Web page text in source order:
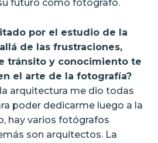
futuro como fotógrafo.
por el estudio de la
de las frustraciones,
tránsito y conocimiento te
el arte de la fotografía?
arquitectura me dio todas
poder dedicarme luego a la
hay varios fotógrafos
son arquitectos. La